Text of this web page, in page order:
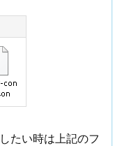
たい時は上記のフ